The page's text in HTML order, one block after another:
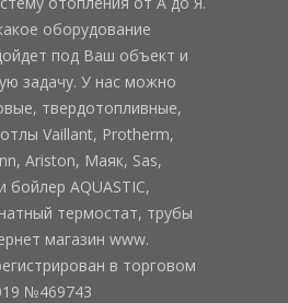
оборудование
под Ваш объект и
задачу. У нас можно
твердотопливные,
Vaillant, Protherm,
Ariston, Маяк, Sas,
AQUASTIC,
термостат, трубы
магазин www.
в торговом
№469743